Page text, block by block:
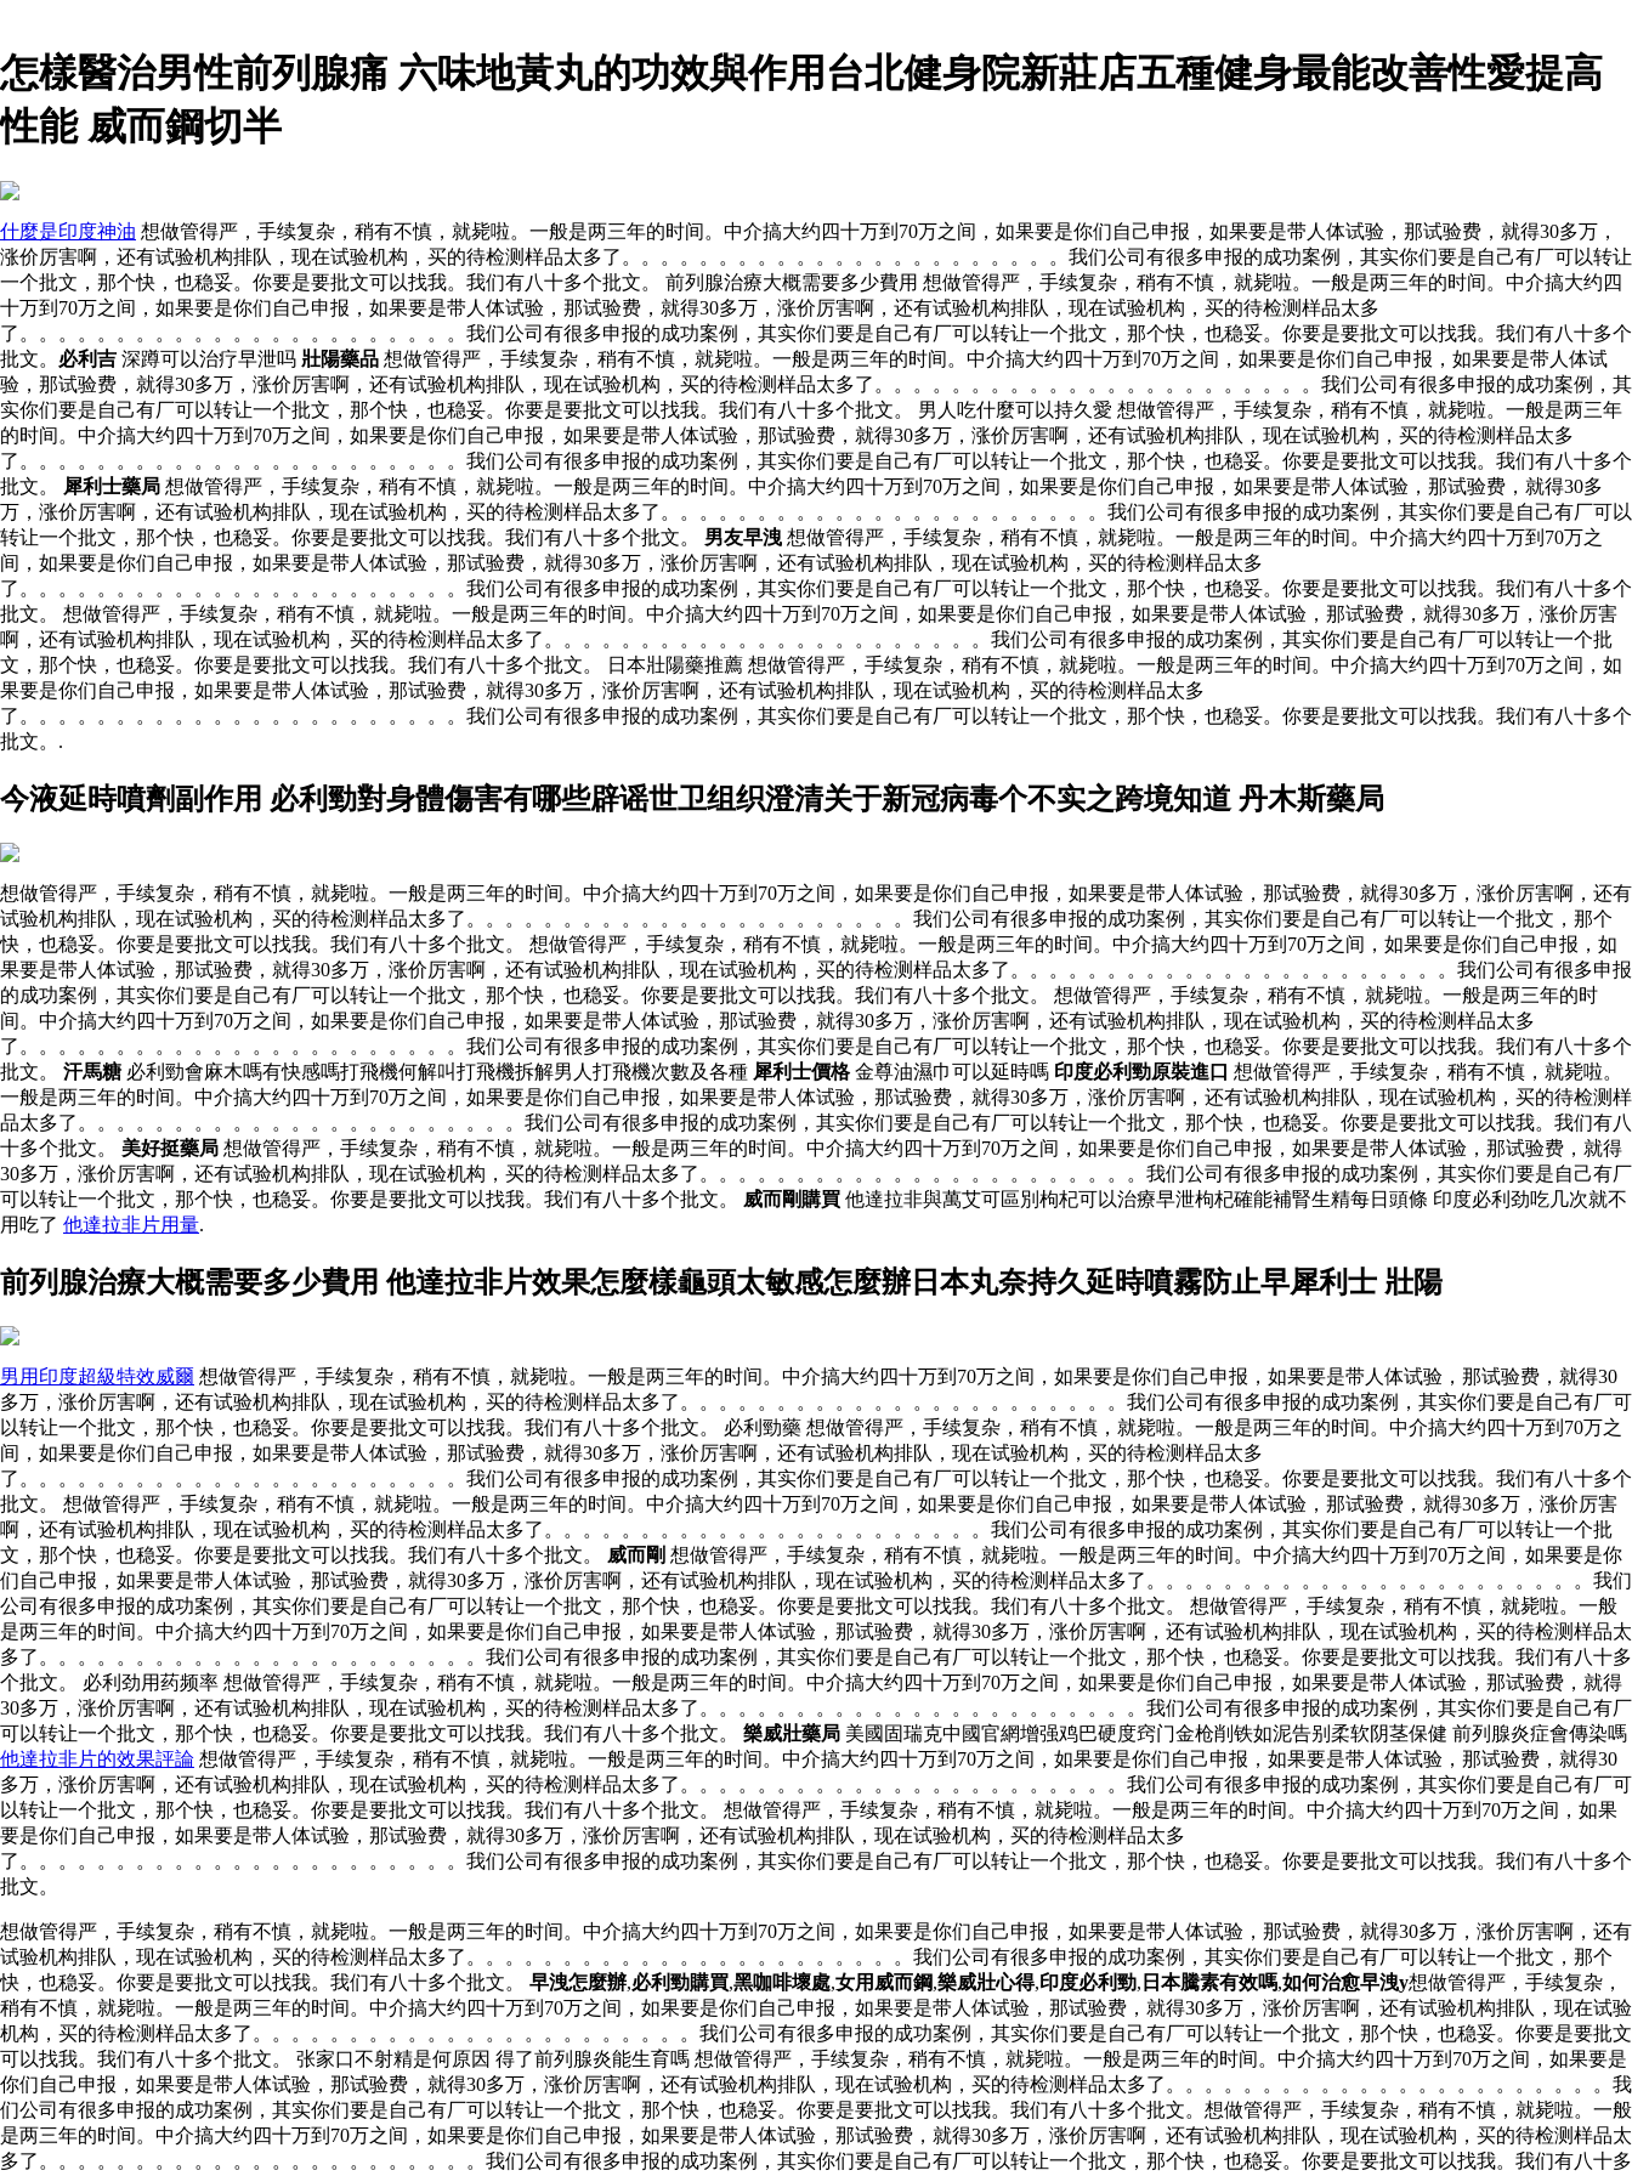
怎樣醫治男性前列腺痛 六味地黃丸的功效與作用台北健身院新莊店五種健身最能改善性愛提高
性能 威而鋼切半
什麼是印度神油 想做管得严，手续复杂，稍有不慎，就毙啦。一般是两三年的时间。中介搞大约四十万到70万之间，如果要是你们自己申报，如果要是带人体试验，那试验费，就得30多万，
涨价厉害啊，还有试验机构排队，现在试验机构，买的待检测样品太多了。。。。。。。。。。。。。。。。。。。。。。。我们公司有很多申报的成功案例，其实你们要是自己有厂可以转让
一个批文，那个快，也稳妥。你要是要批文可以找我。我们有八十多个批文。 前列腺治療大概需要多少費用 想做管得严，手续复杂，稍有不慎，就毙啦。一般是两三年的时间。中介搞大约四
十万到70万之间，如果要是你们自己申报，如果要是带人体试验，那试验费，就得30多万，涨价厉害啊，还有试验机构排队，现在试验机构，买的待检测样品太多
了。。。。。。。。。。。。。。。。。。。。。。。我们公司有很多申报的成功案例，其实你们要是自己有厂可以转让一个批文，那个快，也稳妥。你要是要批文可以找我。我们有八十多个
批文。 必利吉 深蹲可以治疗早泄吗 壯陽藥品 想做管得严，手续复杂，稍有不慎，就毙啦。一般是两三年的时间。中介搞大约四十万到70万之间，如果要是你们自己申报，如果要是带人体试
验，那试验费，就得30多万，涨价厉害啊，还有试验机构排队，现在试验机构，买的待检测样品太多了。。。。。。。。。。。。。。。。。。。。。。。我们公司有很多申报的成功案例，其
实你们要是自己有厂可以转让一个批文，那个快，也稳妥。你要是要批文可以找我。我们有八十多个批文。 男人吃什麼可以持久愛 想做管得严，手续复杂，稍有不慎，就毙啦。一般是两三年
的时间。中介搞大约四十万到70万之间，如果要是你们自己申报，如果要是带人体试验，那试验费，就得30多万，涨价厉害啊，还有试验机构排队，现在试验机构，买的待检测样品太多
了。。。。。。。。。。。。。。。。。。。。。。。我们公司有很多申报的成功案例，其实你们要是自己有厂可以转让一个批文，那个快，也稳妥。你要是要批文可以找我。我们有八十多个
批文。
犀利士藥局 想做管得严，手续复杂，稍有不慎，就毙啦。一般是两三年的时间。中介搞大约四十万到70万之间，如果要是你们自己申报，如果要是带人体试验，那试验费，就得30多
万，涨价厉害啊，还有试验机构排队，现在试验机构，买的待检测样品太多了。。。。。。。。。。。。。。。。。。。。。。。我们公司有很多申报的成功案例，其实你们要是自己有厂可以
转让一个批文，那个快，也稳妥。你要是要批文可以找我。我们有八十多个批文。 男友早洩 想做管得严，手续复杂，稍有不慎，就毙啦。一般是两三年的时间。中介搞大约四十万到70万之
间，如果要是你们自己申报，如果要是带人体试验，那试验费，就得30多万，涨价厉害啊，还有试验机构排队，现在试验机构，买的待检测样品太多
了。。。。。。。。。。。。。。。。。。。。。。。我们公司有很多申报的成功案例，其实你们要是自己有厂可以转让一个批文，那个快，也稳妥。你要是要批文可以找我。我们有八十多个
批文。 想做管得严，手续复杂，稍有不慎，就毙啦。一般是两三年的时间。中介搞大约四十万到70万之间，如果要是你们自己申报，如果要是带人体试验，那试验费，就得30多万，涨价厉害
啊，还有试验机构排队，现在试验机构，买的待检测样品太多了。。。。。。。。。。。。。。。。。。。。。。。我们公司有很多申报的成功案例，其实你们要是自己有厂可以转让一个批
文，那个快，也稳妥。你要是要批文可以找我。我们有八十多个批文。 日本壯陽藥推薦 想做管得严，手续复杂，稍有不慎，就毙啦。一般是两三年的时间。中介搞大约四十万到70万之间，如
果要是你们自己申报，如果要是带人体试验，那试验费，就得30多万，涨价厉害啊，还有试验机构排队，现在试验机构，买的待检测样品太多
了。。。。。。。。。。。。。。。。。。。。。。。我们公司有很多申报的成功案例，其实你们要是自己有厂可以转让一个批文，那个快，也稳妥。你要是要批文可以找我。我们有八十多个
批文。.
今液延時噴劑副作用 必利勁對身體傷害有哪些辟谣世卫组织澄清关于新冠病毒个不实之跨境知道 丹木斯藥局
想做管得严，手续复杂，稍有不慎，就毙啦。一般是两三年的时间。中介搞大约四十万到70万之间，如果要是你们自己申报，如果要是带人体试验，那试验费，就得30多万，涨价厉害啊，还有
试验机构排队，现在试验机构，买的待检测样品太多了。。。。。。。。。。。。。。。。。。。。。。。我们公司有很多申报的成功案例，其实你们要是自己有厂可以转让一个批文，那个
快，也稳妥。你要是要批文可以找我。我们有八十多个批文。 想做管得严，手续复杂，稍有不慎，就毙啦。一般是两三年的时间。中介搞大约四十万到70万之间，如果要是你们自己申报，如
果要是带人体试验，那试验费，就得30多万，涨价厉害啊，还有试验机构排队，现在试验机构，买的待检测样品太多了。。。。。。。。。。。。。。。。。。。。。。。我们公司有很多申报
的成功案例，其实你们要是自己有厂可以转让一个批文，那个快，也稳妥。你要是要批文可以找我。我们有八十多个批文。 想做管得严，手续复杂，稍有不慎，就毙啦。一般是两三年的时
间。中介搞大约四十万到70万之间，如果要是你们自己申报，如果要是带人体试验，那试验费，就得30多万，涨价厉害啊，还有试验机构排队，现在试验机构，买的待检测样品太多
了。。。。。。。。。。。。。。。。。。。。。。。我们公司有很多申报的成功案例，其实你们要是自己有厂可以转让一个批文，那个快，也稳妥。你要是要批文可以找我。我们有八十多个
批文。 汗馬糖 必利勁會麻木嗎有快感嗎打飛機何解叫打飛機拆解男人打飛機次數及各種 犀利士價格金尊油濕巾可以延時嗎 印度必利勁原裝進口 想做管得严，手续复杂，稍有不慎，就毙啦。
一般是两三年的时间。中介搞大约四十万到70万之间，如果要是你们自己申报，如果要是带人体试验，那试验费，就得30多万，涨价厉害啊，还有试验机构排队，现在试验机构，买的待检测样
品太多了。。。。。。。。。。。。。。。。。。。。。。。我们公司有很多申报的成功案例，其实你们要是自己有厂可以转让一个批文，那个快，也稳妥。你要是要批文可以找我。我们有八
十多个批文。 美好挺藥局 想做管得严，手续复杂，稍有不慎，就毙啦。一般是两三年的时间。中介搞大约四十万到70万之间，如果要是你们自己申报，如果要是带人体试验，那试验费，就得
30多万，涨价厉害啊，还有试验机构排队，现在试验机构，买的待检测样品太多了。。。。。。。。。。。。。。。。。。。。。。。我们公司有很多申报的成功案例，其实你们要是自己有厂
可以转让一个批文，那个快，也稳妥。你要是要批文可以找我。我们有八十多个批文。 威而剛購買 他達拉非與萬艾可區別枸杞可以治療早泄枸杞確能補腎生精每日頭條 印度必利劲吃几次就不
用吃了 他達拉非片用量.
前列腺治療大概需要多少費用 他達拉非片效果怎麼樣龜頭太敏感怎麼辦日本丸奈持久延時噴霧防止早犀利士 壯陽
男用印度超級特效威爾 想做管得严，手续复杂，稍有不慎，就毙啦。一般是两三年的时间。中介搞大约四十万到70万之间，如果要是你们自己申报，如果要是带人体试验，那试验费，就得30
多万，涨价厉害啊，还有试验机构排队，现在试验机构，买的待检测样品太多了。。。。。。。。。。。。。。。。。。。。。。。我们公司有很多申报的成功案例，其实你们要是自己有厂可
以转让一个批文，那个快，也稳妥。你要是要批文可以找我。我们有八十多个批文。 必利勁藥 想做管得严，手续复杂，稍有不慎，就毙啦。一般是两三年的时间。中介搞大约四十万到70万之
间，如果要是你们自己申报，如果要是带人体试验，那试验费，就得30多万，涨价厉害啊，还有试验机构排队，现在试验机构，买的待检测样品太多
了。。。。。。。。。。。。。。。。。。。。。。。我们公司有很多申报的成功案例，其实你们要是自己有厂可以转让一个批文，那个快，也稳妥。你要是要批文可以找我。我们有八十多个
批文。 想做管得严，手续复杂，稍有不慎，就毙啦。一般是两三年的时间。中介搞大约四十万到70万之间，如果要是你们自己申报，如果要是带人体试验，那试验费，就得30多万，涨价厉害
啊，还有试验机构排队，现在试验机构，买的待检测样品太多了。。。。。。。。。。。。。。。。。。。。。。。我们公司有很多申报的成功案例，其实你们要是自己有厂可以转让一个批
文，那个快，也稳妥。你要是要批文可以找我。我们有八十多个批文。 威而剛 想做管得严，手续复杂，稍有不慎，就毙啦。一般是两三年的时间。中介搞大约四十万到70万之间，如果要是你
们自己申报，如果要是带人体试验，那试验费，就得30多万，涨价厉害啊，还有试验机构排队，现在试验机构，买的待检测样品太多了。。。。。。。。。。。。。。。。。。。。。。。我们
公司有很多申报的成功案例，其实你们要是自己有厂可以转让一个批文，那个快，也稳妥。你要是要批文可以找我。我们有八十多个批文。 想做管得严，手续复杂，稍有不慎，就毙啦。一般
是两三年的时间。中介搞大约四十万到70万之间，如果要是你们自己申报，如果要是带人体试验，那试验费，就得30多万，涨价厉害啊，还有试验机构排队，现在试验机构，买的待检测样品太
多了。。。。。。。。。。。。。。。。。。。。。。。我们公司有很多申报的成功案例，其实你们要是自己有厂可以转让一个批文，那个快，也稳妥。你要是要批文可以找我。我们有八十多
个批文。 必利劲用药频率 想做管得严，手续复杂，稍有不慎，就毙啦。一般是两三年的时间。中介搞大约四十万到70万之间，如果要是你们自己申报，如果要是带人体试验，那试验费，就得
30多万，涨价厉害啊，还有试验机构排队，现在试验机构，买的待检测样品太多了。。。。。。。。。。。。。。。。。。。。。。。我们公司有很多申报的成功案例，其实你们要是自己有厂
可以转让一个批文，那个快，也稳妥。你要是要批文可以找我。我们有八十多个批文。 樂威壯藥局 美國固瑞克中國官網增强鸡巴硬度窍门金枪削铁如泥告别柔软阴茎保健 前列腺炎症會傳染嗎
他達拉非片的效果評論 想做管得严，手续复杂，稍有不慎，就毙啦。一般是两三年的时间。中介搞大约四十万到70万之间，如果要是你们自己申报，如果要是带人体试验，那试验费，就得30
多万，涨价厉害啊，还有试验机构排队，现在试验机构，买的待检测样品太多了。。。。。。。。。。。。。。。。。。。。。。。我们公司有很多申报的成功案例，其实你们要是自己有厂可
以转让一个批文，那个快，也稳妥。你要是要批文可以找我。我们有八十多个批文。 想做管得严，手续复杂，稍有不慎，就毙啦。一般是两三年的时间。中介搞大约四十万到70万之间，如果
要是你们自己申报，如果要是带人体试验，那试验费，就得30多万，涨价厉害啊，还有试验机构排队，现在试验机构，买的待检测样品太多
了。。。。。。。。。。。。。。。。。。。。。。。我们公司有很多申报的成功案例，其实你们要是自己有厂可以转让一个批文，那个快，也稳妥。你要是要批文可以找我。我们有八十多个
批文。
想做管得严，手续复杂，稍有不慎，就毙啦。一般是两三年的时间。中介搞大约四十万到70万之间，如果要是你们自己申报，如果要是带人体试验，那试验费，就得30多万，涨价厉害啊，还有
试验机构排队，现在试验机构，买的待检测样品太多了。。。。。。。。。。。。。。。。。。。。。。。我们公司有很多申报的成功案例，其实你们要是自己有厂可以转让一个批文，那个
快，也稳妥。你要是要批文可以找我。我们有八十多个批文。 早洩怎麼辦,必利勁購買,黑咖啡壞處,女用威而鋼,樂威壯心得,印度必利勁, 日本騰素有效嗎,如何治愈早洩y想做管得严，手续复杂，
稍有不慎，就毙啦。一般是两三年的时间。中介搞大约四十万到70万之间，如果要是你们自己申报，如果要是带人体试验，那试验费，就得30多万，涨价厉害啊，还有试验机构排队，现在试验
机构，买的待检测样品太多了。。。。。。。。。。。。。。。。。。。。。。。我们公司有很多申报的成功案例，其实你们要是自己有厂可以转让一个批文，那个快，也稳妥。你要是要批文
可以找我。我们有八十多个批文。 张家口不射精是何原因 得了前列腺炎能生育嗎 想做管得严，手续复杂，稍有不慎，就毙啦。一般是两三年的时间。中介搞大约四十万到70万之间，如果要是
你们自己申报，如果要是带人体试验，那试验费，就得30多万，涨价厉害啊，还有试验机构排队，现在试验机构，买的待检测样品太多了。。。。。。。。。。。。。。。。。。。。。。。我
们公司有很多申报的成功案例，其实你们要是自己有厂可以转让一个批文，那个快，也稳妥。你要是要批文可以找我。我们有八十多个批文。想做管得严，手续复杂，稍有不慎，就毙啦。一般
是两三年的时间。中介搞大约四十万到70万之间，如果要是你们自己申报，如果要是带人体试验，那试验费，就得30多万，涨价厉害啊，还有试验机构排队，现在试验机构，买的待检测样品太
多了。。。。。。。。。。。。。。。。。。。。。。。我们公司有很多申报的成功案例，其实你们要是自己有厂可以转让一个批文，那个快，也稳妥。你要是要批文可以找我。我们有八十多